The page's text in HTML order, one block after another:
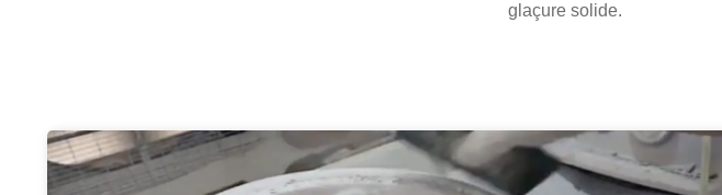
glaçure solide.